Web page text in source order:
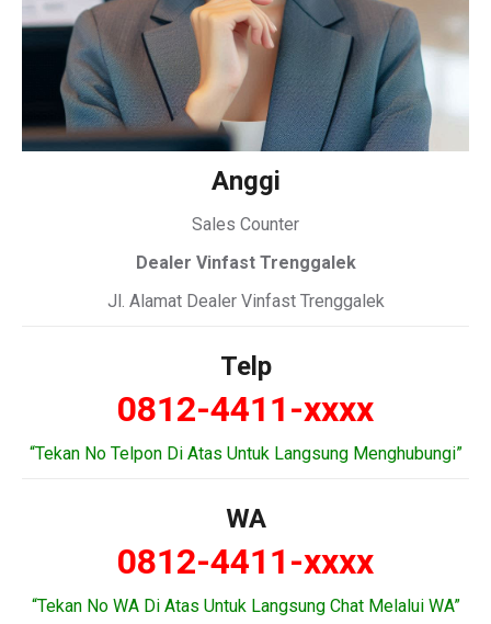
Anggi
Sales Counter
Dealer Vinfast Trenggalek
Jl. Alamat Dealer Vinfast Trenggalek
Telp
0812-4411-xxxx
“Tekan No Telpon Di Atas Untuk Langsung Menghubungi”
WA
0812-4411-xxxx
“Tekan No WA Di Atas Untuk Langsung Chat Melalui WA”